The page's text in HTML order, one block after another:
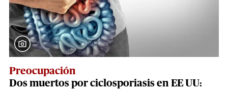
Preocupación
Dos muertos por ciclosporiasis en EE UU: